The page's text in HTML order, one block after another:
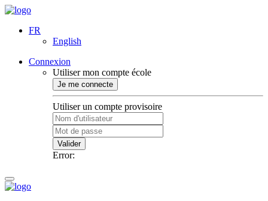
FR
English
Connexion
Utiliser mon compte école
Je me connecte
Utiliser un compte provisoire
Valider
Error: